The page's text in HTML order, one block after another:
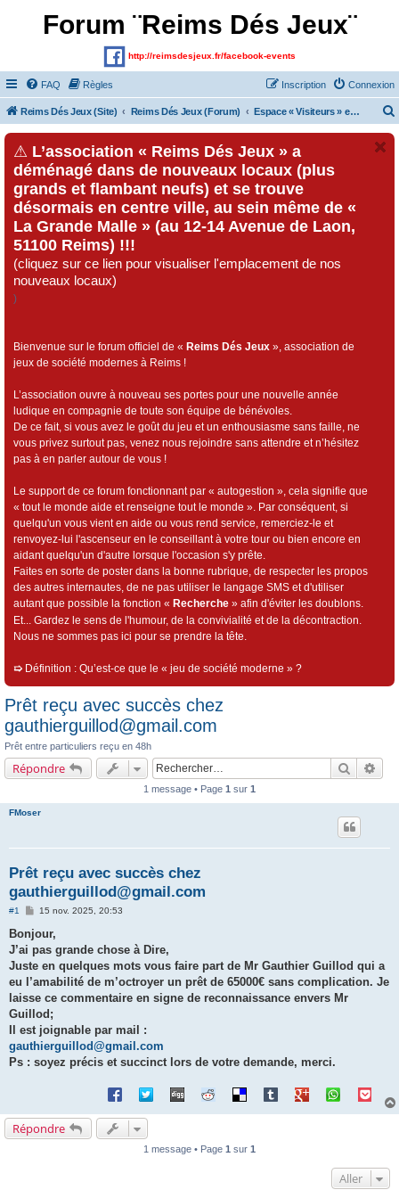
Forum ¨Reims Dés Jeux¨
http://reimsdesjeux.fr/facebook-events
FAQ Règles Connexion
Inscription
Reims Dés Jeux (Site) Reims Dés Jeux (Forum) Espace « Visiteurs » et inscrits au forum
⚠ L’association « Reims Dés Jeux » a
déménagé dans de nouveaux locaux (plus
grands et flambant neufs) et se trouve
désormais en centre ville, au sein même de «
La Grande Malle » (au 12-14 Avenue de Laon,
51100 Reims) !!!
(cliquez sur ce lien pour visualiser l'emplacement de nos
nouveaux locaux)
)
Bienvenue sur le forum officiel de « Reims Dés Jeux », association de
jeux de société modernes à Reims !
L’association ouvre à nouveau ses portes pour une nouvelle année
ludique en compagnie de toute son équipe de bénévoles.
De ce fait, si vous avez le goût du jeu et un enthousiasme sans faille, ne
vous privez surtout pas, venez nous rejoindre sans attendre et n’hésitez
pas à en parler autour de vous !
Le support de ce forum fonctionnant par « autogestion », cela signifie que
« tout le monde aide et renseigne tout le monde ». Par conséquent, si
quelqu'un vous vient en aide ou vous rend service, remerciez-le et
renvoyez-lui l'ascenseur en le conseillant à votre tour ou bien encore en
aidant quelqu'un d'autre lorsque l'occasion s'y prête.
Faites en sorte de poster dans la bonne rubrique, de respecter les propos
des autres internautes, de ne pas utiliser le langage SMS et d'utiliser
autant que possible la fonction « Recherche » afin d'éviter les doublons.
Et... Gardez le sens de l'humour, de la convivialité et de la décontraction.
Nous ne sommes pas ici pour se prendre la tête.
➯ Définition : Qu’est-ce que le « jeu de société moderne » ?
Prêt reçu avec succès chez
gauthierguillod@gmail.com
Prêt entre particuliers reçu en 48h
Répondre
1 message • Page 1 sur 1
FMoser
Prêt reçu avec succès chez
gauthierguillod@gmail.com
#1
M
s
a
g
15 nov. 2025, 20:53
Bonjour,
J’ai pas grande chose à Dire,
Juste en quelques mots vous faire part de Mr Gauthier Guillod qui a
eu l’amabilité de m’octroyer un prêt de 65000€ sans complication. Je
laisse ce commentaire en signe de reconnaissance envers Mr
Guillod;
Il est joignable par mail :
gauthierguillod@gmail.com
Ps : soyez précis et succinct lors de votre demande, merci.
Répondre
1 message • Page 1 sur 1
Aller